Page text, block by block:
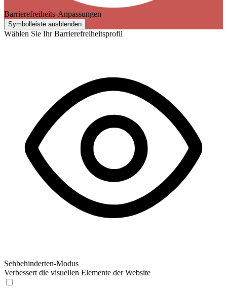
Barrierefreiheits-Anpassungen
Symbolleiste ausblenden
Wählen Sie Ihr Barrierefreiheitsprofil
Sehbehinderten-Modus
Verbessert die visuellen Elemente der Website